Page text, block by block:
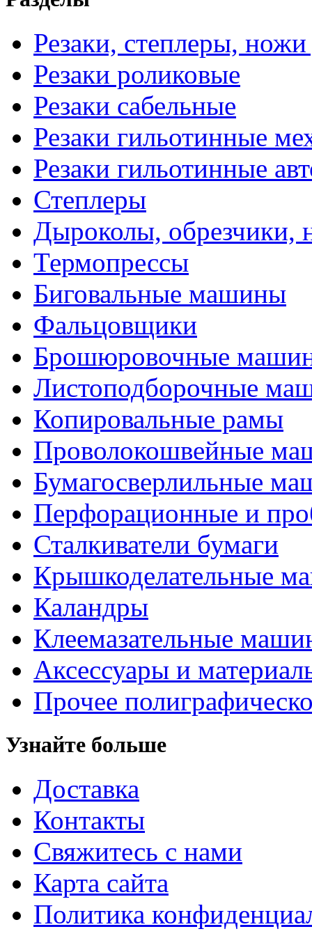
Резаки, степлеры, ножи
Резаки роликовые
Резаки сабельные
Резаки гильотинные
Резаки гильотинные
Степлеры
Дыроколы, обрезчики,
Термопрессы
Биговальные машины
Фальцовщики
Брошюровочные
Листоподборочные
Копировальные рамы
Проволокошвейные
Бумагосверлильные
Перфорационные и
Сталкиватели бумаги
Крышкоделательные
Каландры
Клеемазательные
Аксеcсуары и
Прочее
Узнайте больше
Доставка
Контакты
Свяжитесь с нами
Карта сайта
Политика